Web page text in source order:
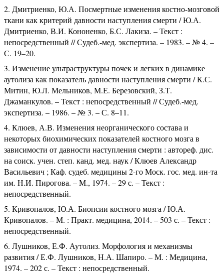
Дмитриенко, Ю.А. Посмертные изменения костно-мозговой
ткани как критерий давности наступления смерти / Ю.А.
Дмитриенко, В.И. Кононенко, Б.С. Лакиза. – Текст :
непосредственный // Судеб.-мед. экспертиза. – 1983. – № 4. –
С. 19–20.
Изменение ультраструктуры почек и легких в динамике
аутолиза как показатель давности наступления смерти / К.С.
Митин, Ю.Л. Мельников, М.Е. Березовский, З.Т.
Джаманкулов. – Текст : непосредственный // Судеб.-мед.
экспертиза. – 1986. – № 3. – С. 8–11.
Клюев, А.В. Изменения неорганического состава и
некоторых биохимических показателей костного мозга в
зависимости от давности наступления смерти : автореф. дис.
на соиск. учен. степ. канд. мед. наук / Клюев Александр
Васильевич ; Каф. судеб. медицины 2-го Моск. гос. мед. ин-та
им. Н.И. Пирогова. – М., 1974. – 29 с. – Текст :
непосредственный.
Кривопалов, Ю.А. Биопсии костного мозга / Ю.А.
Кривопалов. – М. : Практ. медицина, 2014. – 503 с. – Текст :
непосредственный.
Лушников, Е.Ф. Аутолиз. Морфология и механизмы
развития / Е.Ф. Лушников, Н.А. Шапиро. – М. : Медицина,
1974. – 202 с. – Текст : непосредственный.